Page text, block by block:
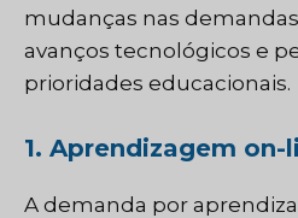
mudanças nas
avanços tecnológicos e
prioridades educacionais.
1. Aprendizagem
A demanda por